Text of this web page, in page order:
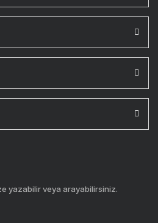
yazabilir veya arayabilirsiniz.